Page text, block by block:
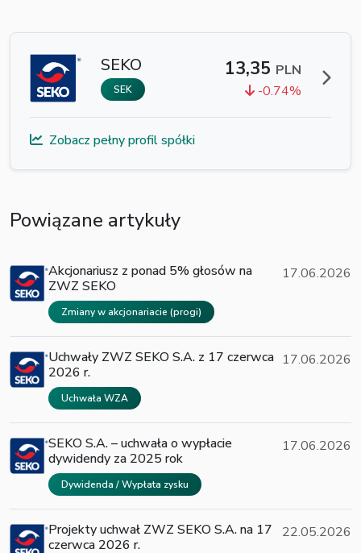
SEKO
SEK
13,35 PLN
-0.74%
Zobacz pełny profil spółki
Powiązane artykuły
Akcjonariusz z ponad 5% głosów na
ZWZ SEKO
Zmiany w akcjonariacie (progi)
17.06.2026
Uchwały ZWZ SEKO S.A. z 17 czerwca
2026 r.
Uchwała WZA
17.06.2026
SEKO S.A. – uchwała o wypłacie
dywidendy za 2025 rok
Dywidenda / Wypłata zysku
17.06.2026
Projekty uchwał ZWZ SEKO S.A. na 17
czerwca 2026 r.
22.05.2026